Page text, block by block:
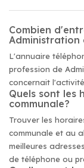
Combien
Administration
L'annuaire
profession de
concernait
Quels sont les
communale?
Trouver les
communale et au
meilleures
de téléphone ou